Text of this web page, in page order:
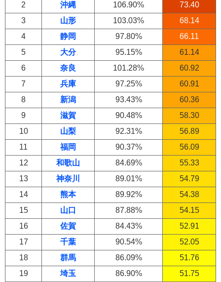
2
沖縄 106.90%
73.40
3
山形 103.03%
68.14
4
静岡 97.80%
66.11
5
大分 95.15%
61.14
6
奈良 101.28%
60.92
7
兵庫 97.25%
60.91
8
新潟 93.43%
60.36
9
滋賀 90.48%
58.30
10
山梨 92.31%
56.89
11
福岡 90.37%
56.09
12
和歌山 84.69%
55.33
13
神奈川 89.01%
54.79
14
熊本 89.92%
54.38
15
山口 87.88%
54.15
16
佐賀 84.43%
52.91
17
千葉 90.54%
52.05
18
群馬 86.09%
51.76
19
埼玉 86.90%
51.75